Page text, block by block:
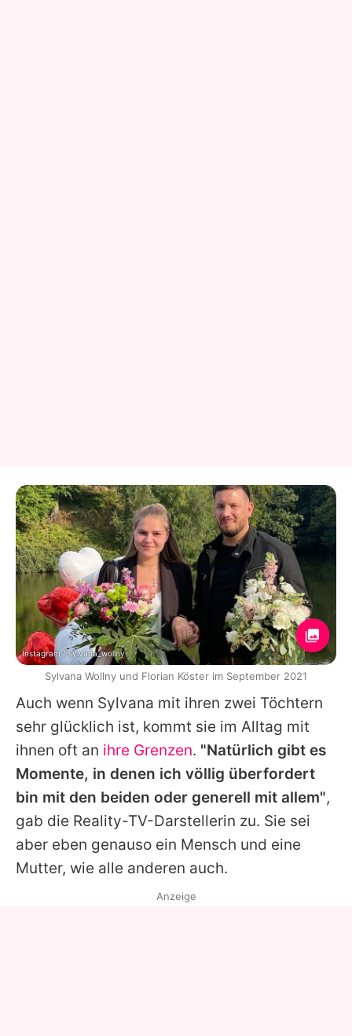
Auch wenn Sylvana mit ihren zwei Töchtern
sehr glücklich ist, kommt sie im Alltag mit
ihnen oft an ihre Grenzen. "Natürlich gibt es
Momente, in denen ich völlig überfordert
bin mit den beiden oder generell mit allem",
gab die Reality-TV-Darstellerin zu. Sie sei
aber eben genauso ein Mensch und eine
Mutter, wie alle anderen auch.
Instagram / sylvana_wollny
Sylvana Wollny und Florian Köster im September 2021
Anzeige